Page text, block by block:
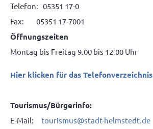
Telefon: 05351 17-0
Fax: 05351 17-7001
Öffnungszeiten
Montag bis Freitag 9.00 bis 12.00 Uhr
Hier klicken für das Telefonverzeichnis
Tourismus/Bürgerinfo:
E-Mail: tourismus@stadt-helmstedt.de